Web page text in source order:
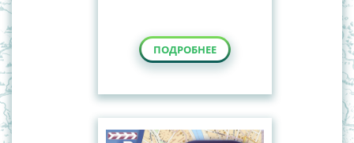
ПОДРОБНЕЕ